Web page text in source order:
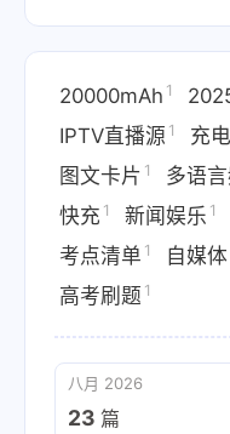
20000mAh 1
IPTV直播源 1 充
图文卡片 1 多语
快充 1 新闻娱乐 1
考点清单 1 自媒体
高考刷题 1
八月 2026
23 篇